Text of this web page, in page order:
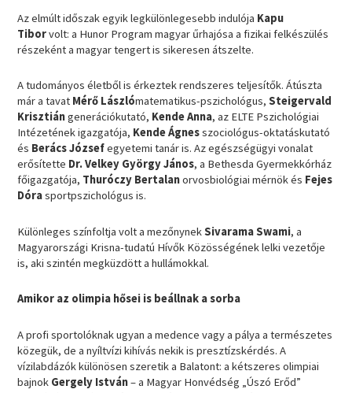
Az elmúlt időszak egyik legkülönlegesebb indulója Kapu
Tiborvolt: a Hunor Program magyar űrhajósa a fizikai felkészülés
részeként a magyar tengert is sikeresen átszelte.
A tudományos életből is érkeztek rendszeres teljesítők. Átúszta
már a tavat Mérő Lászlómatematikus-pszichológus,Steigervald
Krisztiángenerációkutató, Kende Anna, az ELTE Pszichológiai
Intézetének igazgatója, Kende Ágnesszociológus-oktatáskutató
és Berács Józsefegyetemi tanár is. Az egészségügyi vonalat
erősítette Dr. Velkey György János, a Bethesda Gyermekkórház
főigazgatója, Thuróczy Bertalanorvosbiológiai mérnök és Fejes
Dórasportpszichológus is.
Különleges színfoltja volt a mezőnynekSivarama Swami, a
Magyarországi Krisna-tudatú Hívők Közösségének lelki vezetője
is, aki szintén megküzdött a hullámokkal.
Amikor az olimpia hősei is beállnak a sorba
A profi sportolóknak ugyan a medence vagy a pálya a természetes
közegük, de a nyíltvízi kihívás nekik is presztízskérdés. A
vízilabdázók különösen szeretik a Balatont: a kétszeres olimpiai
bajnok Gergely István– a Magyar Honvédség „Úszó Erőd”